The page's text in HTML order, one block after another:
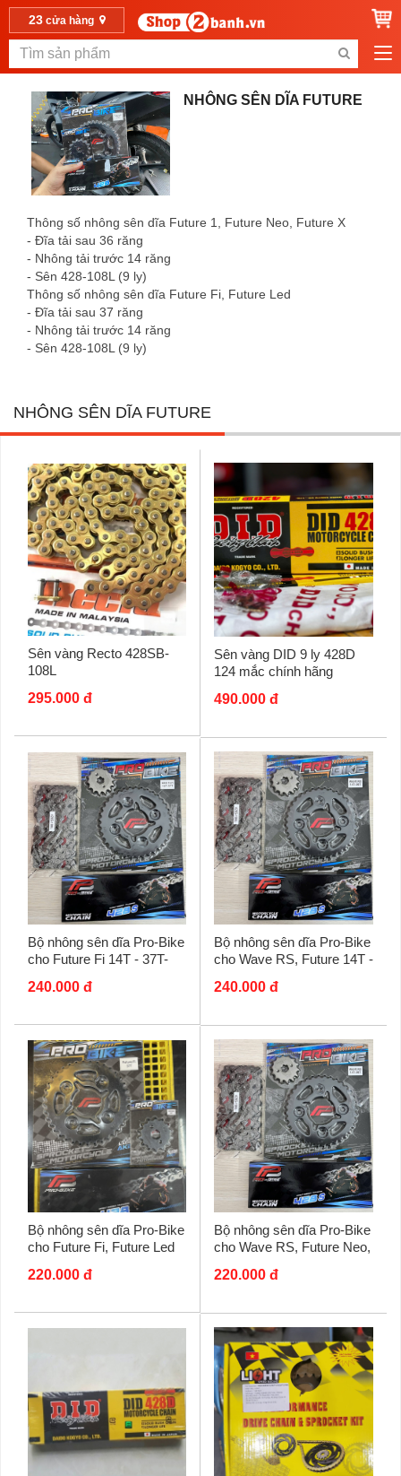
23cửa hàng
NHÔNG SÊN DĨA FUTURE
Thông số nhông sên dĩa Future 1, Future Neo, Future X
- Đĩa tải sau 36 răng
- Nhông tải trước 14 răng
- Sên 428-108L (9 ly)
Thông số nhông sên dĩa Future Fi, Future Led
- Đĩa tải sau 37 răng
- Nhông tải trước 14 răng
- Sên 428-108L (9 ly)
NHÔNG SÊN DĨA FUTURE
Sên vàng Recto 428SB-
108L
295.000 đ
Sên vàng DID 9 ly 428D
124 mắc chính hãng
490.000 đ
Bộ nhông sên dĩa Pro-Bike
cho Future Fi 14T - 37T-
đúc)
240.000 đ
Bộ nhông sên dĩa Pro-Bike
cho Wave RS, Future 14T -
tán đúc)
240.000 đ
Bộ nhông sên dĩa Pro-Bike
cho Future Fi, Future Led
220.000 đ
Bộ nhông sên dĩa Pro-Bike
cho Wave RS, Future Neo,
220.000 đ